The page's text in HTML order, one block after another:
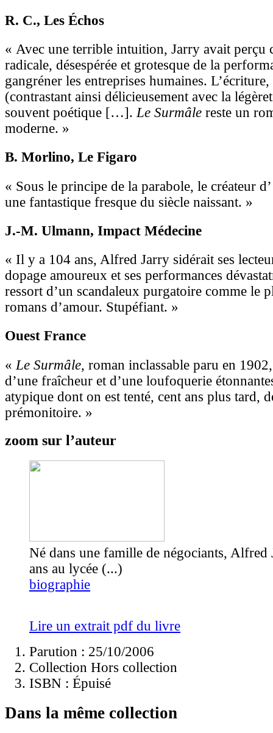
R. C., Les Échos
« Avec une terrible intuition, Jarry avait perçu
radicale, désespérée et grotesque de la
gangréner les entreprises humaines.
(contrastant ainsi délicieusement avec la
souvent poétique […].Le Surmâle reste un
moderne. »
B. Morlino, Le Figaro
« Sous le principe de la parabole, le créateur d’
une fantastique fresque du siècle naissant. »
J.-M. Ulmann, Impact Médecine
« Il y a 104 ans, Alfred Jarry sidérait ses
dopage amoureux et ses performances
ressort d’un scandaleux purgatoire comme le
romans d’amour. Stupéfiant. »
Ouest France
« Le Surmâle, roman inclassable paru en
d’une fraîcheur et d’une loufoquerie
atypique dont on est tenté, cent ans plus tard,
prémonitoire. »
zoom sur l’auteur
Né dans une famille de négociants, Alfred
ans au lycée (...)
biographie
Lire un extrait pdf du livre
Parution : 25/10/2006
Collection Hors collection
ISBN : Épuisé
Dans la même collection